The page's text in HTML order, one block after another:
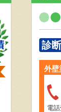
診断
外壁
電